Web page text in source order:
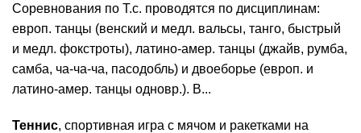
Соревнования по Т.с. проводятся по дисциплинам:
европ. танцы (венский и медл. вальсы, танго, быстрый
и медл. фокстроты), латино-амер. танцы (джайв, румба,
самба, ча-ча-ча, пасодобль) и двоеборье (европ. и
латино-амер. танцы одновр.). В...
Теннис, спортивная игра с мячом и ракетками на